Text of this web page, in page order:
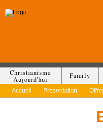
Christianisme
Aujourd'hui
Family
Accueil Présentation